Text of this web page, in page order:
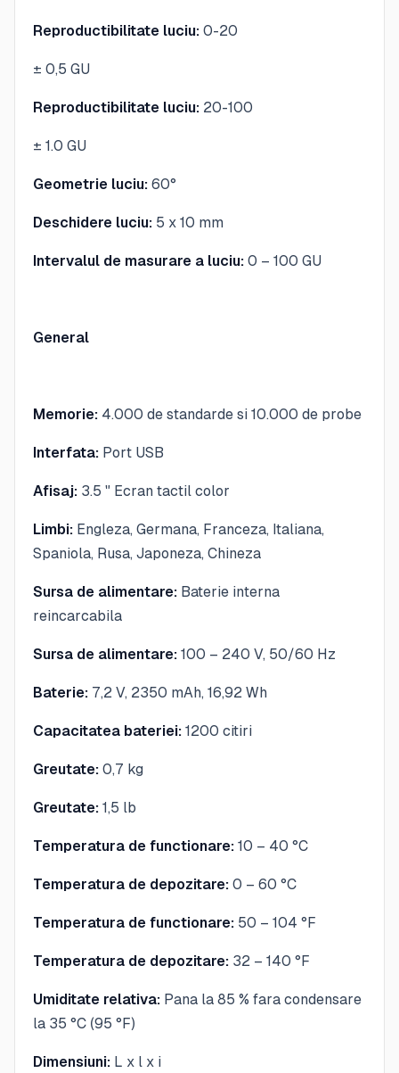
Reproductibilitate luciu: 0-20
± 0,5 GU
Reproductibilitate luciu: 20-100
± 1.0 GU
Geometrie luciu: 60°
Deschidere luciu: 5 x 10 mm
Intervalul de masurare a luciu: 0 – 100 GU
General
Memorie: 4.000 de standarde si 10.000 de probe
Interfata: Port USB
Afisaj: 3.5 " Ecran tactil color
Limbi: Engleza, Germana, Franceza, Italiana,
Spaniola, Rusa, Japoneza, Chineza
Sursa de alimentare: Baterie interna
reincarcabila
Sursa de alimentare: 100 – 240 V, 50/60 Hz
Baterie: 7,2 V, 2350 mAh, 16,92 Wh
Capacitatea bateriei: 1200 citiri
Greutate: 0,7 kg
Greutate: 1,5 lb
Temperatura de functionare: 10 – 40 °C
Temperatura de depozitare: 0 – 60 °C
Temperatura de functionare: 50 – 104 °F
Temperatura de depozitare: 32 – 140 °F
Umiditate relativa: Pana la 85 % fara condensare
la 35 °C (95 °F)
Dimensiuni: L x l x i